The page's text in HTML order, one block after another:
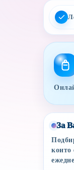
За
които